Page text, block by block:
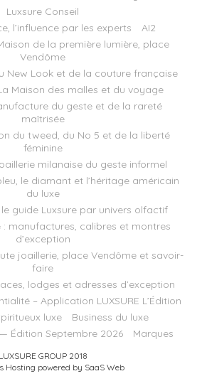
Luxsure Conseil
l’influence par les experts
AI2
de la première lumière, place
Vendôme
New Look et de la couture française
Maison des malles et du voyage
du geste et de la rareté
maîtrisée
du tweed, du No 5 et de la liberté
féminine
milanaise du geste informel
le diamant et l’héritage américain
du luxe
guide Luxsure par univers olfactif
: manufactures, calibres et montres
d’exception
joaillerie, place Vendôme et savoir-
faire
lodges et adresses d’exception
– Application LUXSURE L’Édition
luxe
Business du luxe
Édition Septembre 2026
Marques
LUXSURE GROUP 2018
Hosting powered by SaaS Web